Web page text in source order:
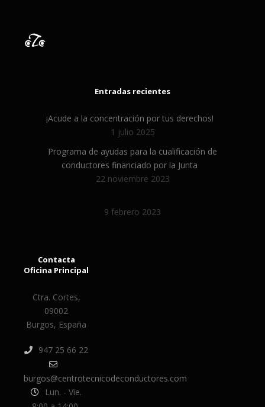
Entradas recientes
¡Acude a la concentración por tus derechos!
1 julio 2025
Programa de ayudas para la cualificación de
conductores financiado por la Junta
22 noviembre 2023
9 febrero 2023
Contacta
Oficina Principal
Ctra. Cortes,
09002
Burgos, España
947 25 66 22
burgos@centrotecnicodeconductores.com
Lun. - Vie.